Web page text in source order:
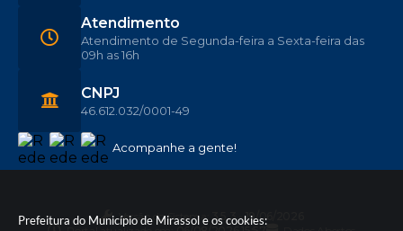
Prefeitura do Município de Mirassol e os cookies:
Acompanhe a gente!
Atendimento
Atendimento de Segunda-feira a Sexta-feira das
09h as 16h
CNPJ
46.612.032/0001-49
Versão do Sistema: 3.5.3 - 19/06/2026